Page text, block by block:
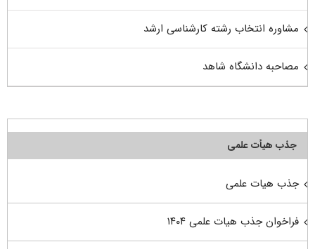
مشاوره انتخاب رشته کارشناسی ارشد
مصاحبه دانشگاه شاهد
جذب هیأت علمی
جذب هیات علمی
فراخوان جذب هیات علمی ۱۴۰۴